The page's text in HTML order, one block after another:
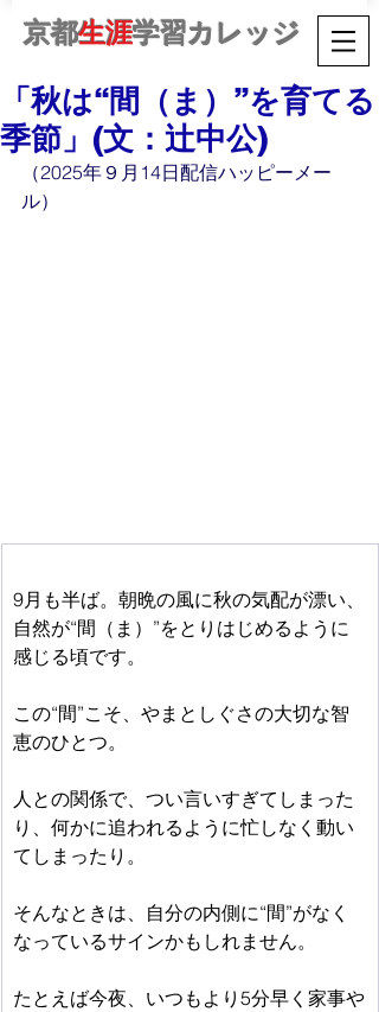
京都生涯学習カレッジ
「秋は“間（ま）”を育てる
季節」(文：辻中公)
（2025年９月14日配信ハッピーメー
ル）
9月も半ば。朝晩の風に秋の気配が漂い、
自然が“間（ま）”をとりはじめるように
感じる頃です。
この“間”こそ、やまとしぐさの大切な智
恵のひとつ。
人との関係で、つい言いすぎてしまった
り、何かに追われるように忙しなく動い
てしまったり。
そんなときは、自分の内側に“間”がなく
なっているサインかもしれません。
たとえば今夜、いつもより5分早く家事や